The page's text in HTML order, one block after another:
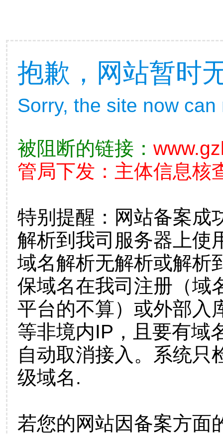
抱歉，网站暂时
Sorry, the site now
被阻断的链接：
管局下发：主体信息核
特别提醒：网站备案成
解析到我司服务器上使
域名解析无解析或解析
保域名在我司注册（域
平台的不算）或外部入
等非境内IP，且要有域
自动取消接入。系统只
级域名.
若您的网站因备案方面